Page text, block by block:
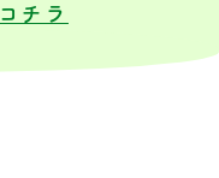
コチラ